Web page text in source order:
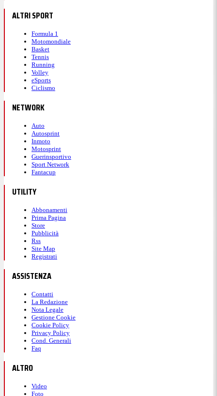
ALTRI SPORT
Formula 1
Motomondiale
Basket
Tennis
Running
Volley
eSports
Ciclismo
NETWORK
Auto
Autosprint
Inmoto
Motosprint
Guerinsportivo
Sport Network
Fantacup
UTILITY
Abbonamenti
Prima Pagina
Store
Pubblicità
Rss
Site Map
Registrati
ASSISTENZA
Contatti
La Redazione
Nota Legale
Gestione Cookie
Cookie Policy
Privacy Policy
Cond. Generali
Faq
ALTRO
Video
Foto